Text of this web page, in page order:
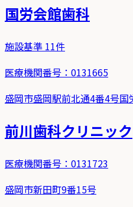
国労会館歯科
施設基準 11件
医療機関番号： 0131665
盛岡市盛岡駅前北通4番4号国
前川歯科クリニック
医療機関番号： 0131723
盛岡市新田町9番15号